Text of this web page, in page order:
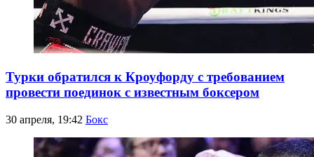
Турки обратился к Кроуфорду с требованием
провести поединок с известным боксером
30 апреля, 19:42 Бокс